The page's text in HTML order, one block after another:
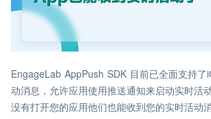
EngageLab AppPush SDK 目前已全面支持
动消息，允许应用使用推送通知来启动实时活
没有打开您的应用他们也能收到您的实时活动消